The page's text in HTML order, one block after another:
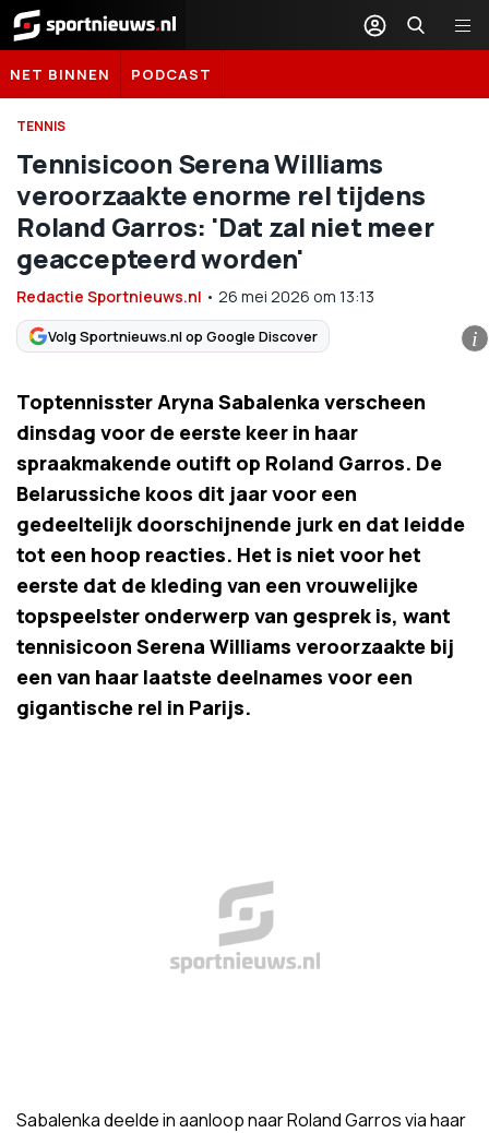
Sportnieuws.nl
NET BINNEN PODCAST
TENNIS
Tennisicoon Serena Williams
veroorzaakte enorme rel tijdens
Roland Garros: 'Dat zal niet meer
geaccepteerd worden'
Redactie Sportnieuws.nl • 26 mei 2026 om 13:13
Volg Sportnieuws.nl op Google Discover i
Toptennisster Aryna Sabalenka verscheen
dinsdag voor de eerste keer in haar
spraakmakende outift op Roland Garros. De
Belarussiche koos dit jaar voor een
gedeeltelijk doorschijnende jurk en dat leidde
tot een hoop reacties. Het is niet voor het
eerste dat de kleding van een vrouwelijke
topspeelster onderwerp van gesprek is, want
tennisicoon Serena Williams veroorzaakte bij
een van haar laatste deelnames voor een
gigantische rel in Parijs.
Sabalenka deelde in aanloop naar Roland Garros via haar